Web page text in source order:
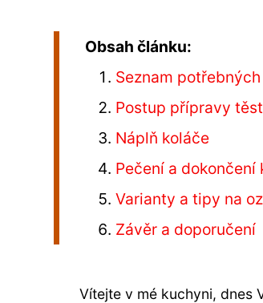
Obsah článku:
Seznam
Postup přípravy
Náplň koláče
Pečení a dokončení
Varianty a tipy na
Závěr a doporučení
Vítejte v mé kuchyni, dnes